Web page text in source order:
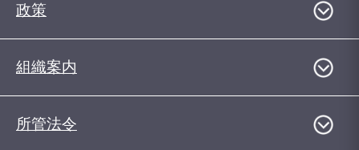
政策
組織案内
所管法令